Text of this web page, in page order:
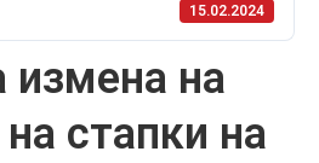
15.02.2024
измена на
стапки на